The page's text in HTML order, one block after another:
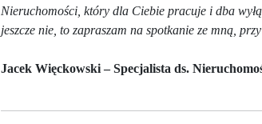
Nieruchomości, który dla Ciebie pracuje i dba
jeszcze nie, to zapraszam na spotkanie ze mną,
Jacek Więckowski – Specjalista ds.